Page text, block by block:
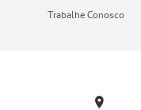
Trabalhe Conosco